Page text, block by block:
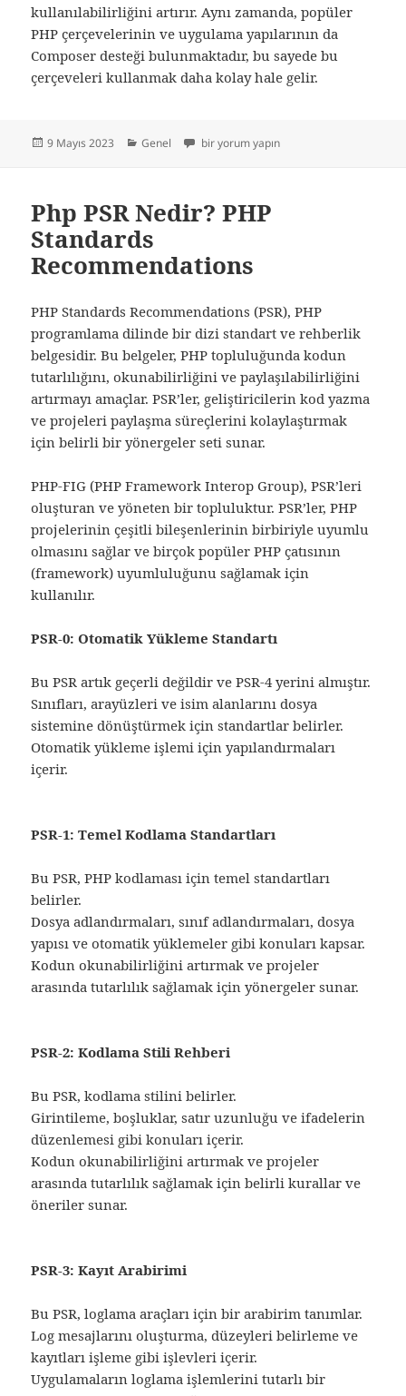
kullanılabilirliğini artırır. Aynı zamanda, popüler
PHP çerçevelerinin ve uygulama yapılarının da
Composer desteği bulunmaktadır, bu sayede bu
çerçeveleri kullanmak daha kolay hale gelir.
Yayın
9 Mayıs 2023 Kategoriler
Genel Php Composer nedir? Nasıl kullanılır? için
bir yorum yapın
Php PSR Nedir? PHP
Standards
Recommendations
PHP Standards Recommendations (PSR), PHP
programlama dilinde bir dizi standart ve rehberlik
belgesidir. Bu belgeler, PHP topluluğunda kodun
tutarlılığını, okunabilirliğini ve paylaşılabilirliğini
artırmayı amaçlar. PSR’ler, geliştiricilerin kod yazma
ve projeleri paylaşma süreçlerini kolaylaştırmak
için belirli bir yönergeler seti sunar.
PHP-FIG (PHP Framework Interop Group), PSR’leri
oluşturan ve yöneten bir topluluktur. PSR’ler, PHP
projelerinin çeşitli bileşenlerinin birbiriyle uyumlu
olmasını sağlar ve birçok popüler PHP çatısının
(framework) uyumluluğunu sağlamak için
kullanılır.
PSR-0: Otomatik Yükleme Standartı
Bu PSR artık geçerli değildir ve PSR-4 yerini almıştır.
Sınıfları, arayüzleri ve isim alanlarını dosya
sistemine dönüştürmek için standartlar belirler.
Otomatik yükleme işlemi için yapılandırmaları
içerir.
PSR-1: Temel Kodlama Standartları
Bu PSR, PHP kodlaması için temel standartları
belirler.
Dosya adlandırmaları, sınıf adlandırmaları, dosya
yapısı ve otomatik yüklemeler gibi konuları kapsar.
Kodun okunabilirliğini artırmak ve projeler
arasında tutarlılık sağlamak için yönergeler sunar.
PSR-2: Kodlama Stili Rehberi
Bu PSR, kodlama stilini belirler.
Girintileme, boşluklar, satır uzunluğu ve ifadelerin
düzenlemesi gibi konuları içerir.
Kodun okunabilirliğini artırmak ve projeler
arasında tutarlılık sağlamak için belirli kurallar ve
öneriler sunar.
PSR-3: Kayıt Arabirimi
Bu PSR, loglama araçları için bir arabirim tanımlar.
Log mesajlarını oluşturma, düzeyleri belirleme ve
kayıtları işleme gibi işlevleri içerir.
Uygulamaların loglama işlemlerini tutarlı bir